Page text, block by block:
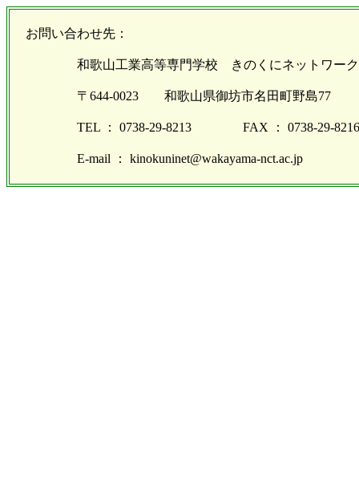
お問い合わせ先：
和歌山工業高等専門学校 きのくにネットワーク
〒644-0023 和歌山県御坊市名田町野島77
TEL ： 0738-29-8213 FAX ： 0738-29-8216
E-mail ： kinokuninet@wakayama-nct.ac.jp